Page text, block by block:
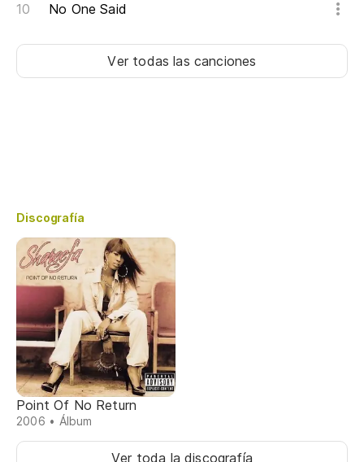
No One Said
Ver todas las canciones
Discografía
Point Of No Return
2006 • Álbum
Ver toda la discografía